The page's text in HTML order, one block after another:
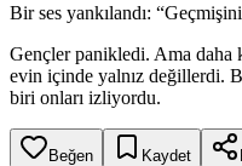
Bir ses yankılandı:
Gençler panikledi. Ama daha
evin içinde yalnız değillerdi.
biri onları izliyordu.
Beğen Kaydet